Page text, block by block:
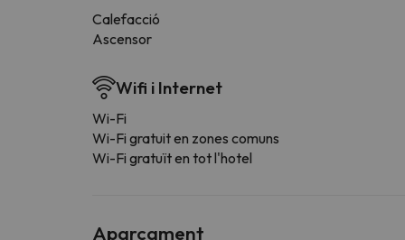
Calefacció
Ascensor
Wifi i Internet
Wi-Fi
Wi-Fi gratuit en zones comuns
Wi-Fi gratuït en tot l'hotel
Aparcament